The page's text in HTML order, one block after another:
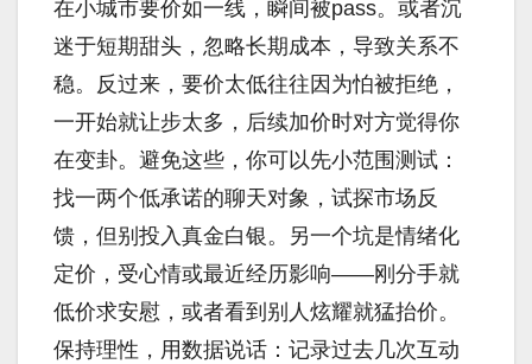
在小城市要价如一线，瞬间被pass。或者沉
迷于短期甜头，忽略长期成本，导致关系不
稳。反过来，要价太低往往因为怕被拒绝，
一开始就让步太多，后续加价时对方觉得你
在变卦。避免这些，你可以先小范围测试：
找一两个低承诺的聊天对象，试探市场反
馈，但别投入真金白银。另一个坑是情绪化
定价，受心情或最近经历影响——刚分手就
低价求安慰，或者看到别人炫耀就猛抬价。
保持理性，用数据说话：记录过去几次互动